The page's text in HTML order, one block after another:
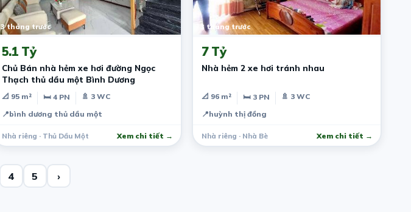
3 tháng trước
5.1 Tỷ
Chủ Bán nhà hẻm xe hơi đường Ngọc
Thạch thủ dầu một Bình Dương
📐 95 m² 🛏 4 PN
🚿 3 WC
📍bình dương thủ dầu một
Nhà riêng · Thủ Dầu Một Xem chi tiết →
3 tháng trước
7 Tỷ
Nhà hẻm 2 xe hơi tránh nhau
📐 96 m² 🛏 3 PN
🚿 3 WC
📍huỳnh thị đồng
Nhà riêng · Nhà Bè Xem chi tiết →
4 5 ›